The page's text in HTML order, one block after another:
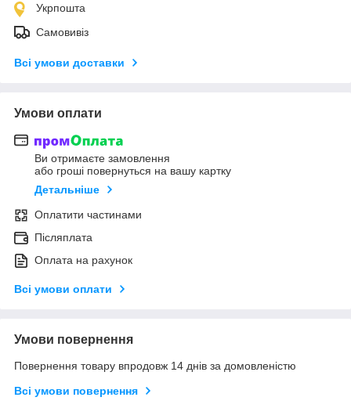
Укрпошта
Самовивіз
Всі умови доставки
Умови оплати
Ви отримаєте замовлення
або гроші повернуться на вашу картку
Детальніше
Оплатити частинами
Післяплата
Оплата на рахунок
Всі умови оплати
Умови повернення
Повернення товару впродовж 14 днів за домовленістю
Всі умови повернення